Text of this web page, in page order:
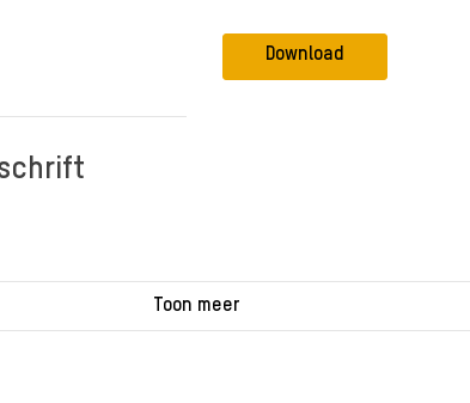
Download
Toon meer